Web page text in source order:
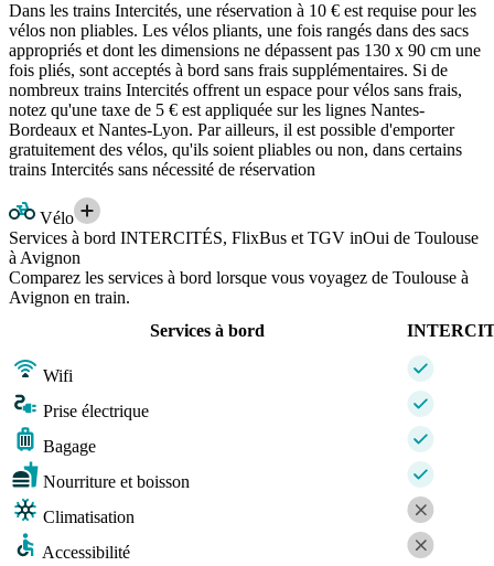
Dans les trains Intercités, une réservation à 10 € est requise pour les
vélos non pliables. Les vélos pliants, une fois rangés dans des sacs
appropriés et dont les dimensions ne dépassent pas 130 x 90 cm une
fois pliés, sont acceptés à bord sans frais supplémentaires. Si de
nombreux trains Intercités offrent un espace pour vélos sans frais,
notez qu'une taxe de 5 € est appliquée sur les lignes Nantes-
Bordeaux et Nantes-Lyon. Par ailleurs, il est possible d'emporter
gratuitement des vélos, qu'ils soient pliables ou non, dans certains
trains Intercités sans nécessité de réservation
Vélo
Services à bord INTERCITÉS, FlixBus et TGV inOui de Toulouse
à Avignon
Comparez les services à bord lorsque vous voyagez de Toulouse à
Avignon en train.
Services à bord
Wifi
Prise électrique
Bagage
Nourriture et boisson
Climatisation
Accessibilité